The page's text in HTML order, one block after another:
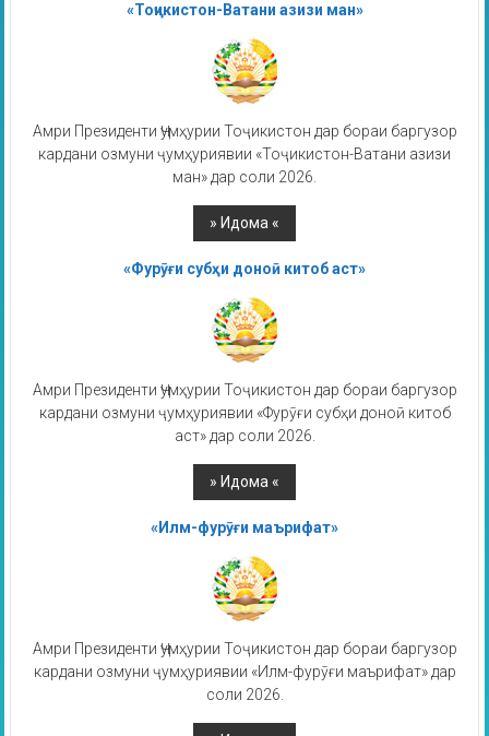
«Тоҷикистон-Ватани азизи ман»
Амри Президенти Ҷумҳурии Тоҷикистон дар бораи баргузор
кардани озмуни ҷумҳуриявии «Тоҷикистон-Ватани азизи
ман» дар соли 2026.
«Фурӯғи субҳи доноӣ китоб аст»
Амри Президенти Ҷумҳурии Тоҷикистон дар бораи баргузор
кардани озмуни ҷумҳуриявии «Фурӯғи субҳи доноӣ китоб
аст» дар соли 2026.
«Илм-фурӯғи маърифат»
Амри Президенти Ҷумҳурии Тоҷикистон дар бораи баргузор
кардани озмуни ҷумҳуриявии «Илм-фурӯғи маърифат» дар
соли 2026.